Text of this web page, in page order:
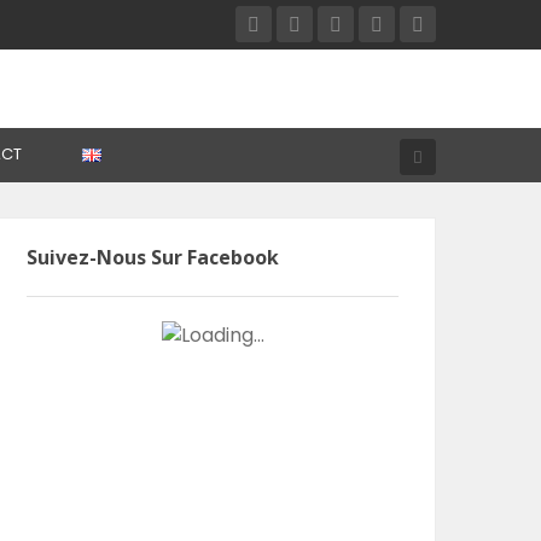
Suivez-Nous Sur Facebook